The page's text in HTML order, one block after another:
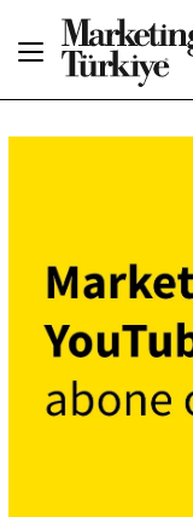
Dergiler
Etkinlikler